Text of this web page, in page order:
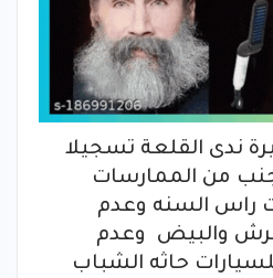
ندى القلعة تسجيلا
من الممارسات
راس السنه وعدم
والبيض وعدم
حاثه الشباب